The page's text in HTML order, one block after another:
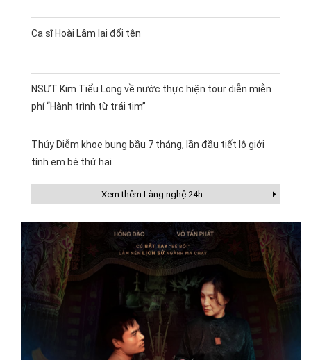
Ca sĩ Hoài Lâm lại đổi tên
NSƯT Kim Tiểu Long về nước thực hiện tour diễn miễn
phí “Hành trình từ trái tim”
Thúy Diễm khoe bụng bầu 7 tháng, lần đầu tiết lộ giới
tính em bé thứ hai
Xem thêm Làng nghệ 24h